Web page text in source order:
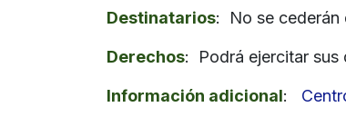
Destinatarios: No se cederán
Derechos: Podrá ejercitar sus
Información adicional: